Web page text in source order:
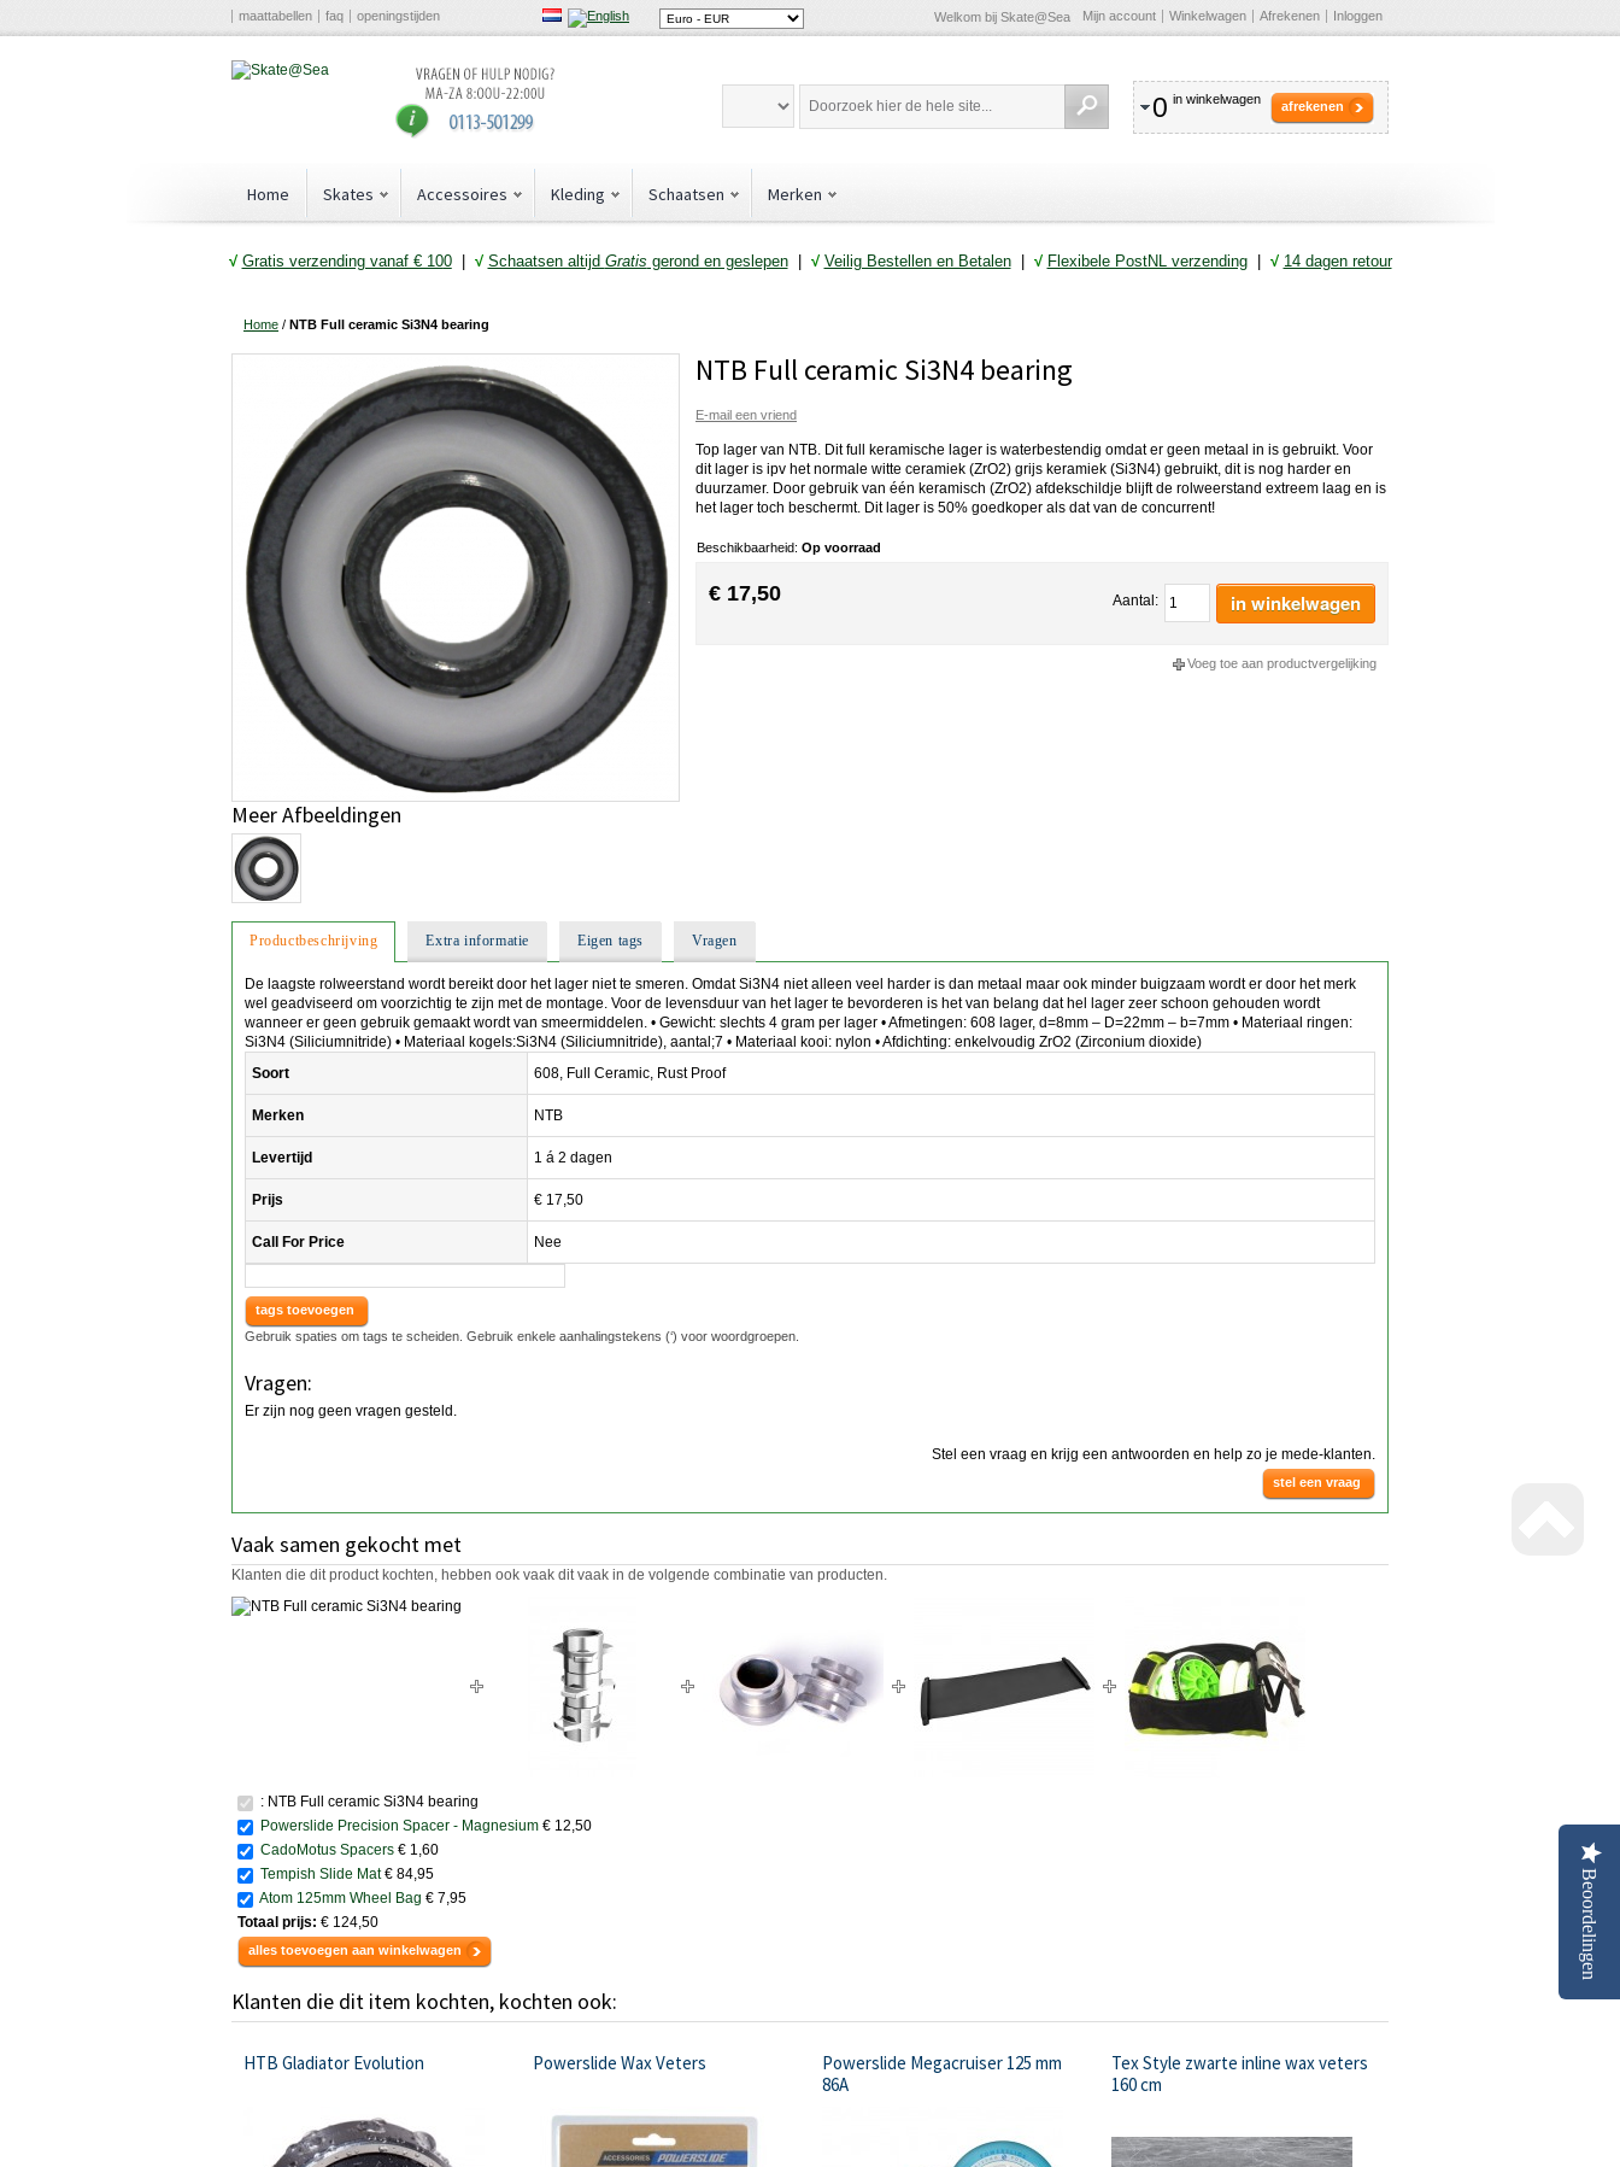
maattabellen faq openingstijden Welkom bij Skate@Sea Mijn account Winkelwagen Afrekenen Inloggen
0 in winkelwagen afrekenen
Home Skates Accessoires Kleding Schaatsen Merken
√ Gratis verzending vanaf € 100| √ Schaatsen altijd Gratis gerond en geslepen| √ Veilig Bestellen en Betalen| √ Flexibele PostNL verzending| √ 14 dagen retour
Home / NTB Full ceramic Si3N4 bearing
NTB Full ceramic Si3N4 bearing
E-mail een vriend
Top lager van NTB. Dit full keramische lager is waterbestendig omdat er geen metaal in is gebruikt. Voor
dit lager is ipv het normale witte ceramiek (ZrO2) grijs keramiek (Si3N4) gebruikt, dit is nog harder en
duurzamer. Door gebruik van één keramisch (ZrO2) afdekschildje blijft de rolweerstand extreem laag en is
het lager toch beschermt. Dit lager is 50% goedkoper als dat van de concurrent!
Beschikbaarheid: Op voorraad
€ 17,50 Aantal: in winkelwagen
Voeg toe aan productvergelijking
Meer Afbeeldingen
Productbeschrijving Extra informatie Eigen tags Vragen
De laagste rolweerstand wordt bereikt door het lager niet te smeren. Omdat Si3N4 niet alleen veel harder is dan metaal maar ook minder buigzaam wordt er door het merk
wel geadviseerd om voorzichtig te zijn met de montage. Voor de levensduur van het lager te bevorderen is het van belang dat hel lager zeer schoon gehouden wordt
wanneer er geen gebruik gemaakt wordt van smeermiddelen. • Gewicht: slechts 4 gram per lager • Afmetingen: 608 lager, d=8mm – D=22mm – b=7mm • Materiaal ringen:
Si3N4 (Siliciumnitride) • Materiaal kogels:Si3N4 (Siliciumnitride), aantal;7 • Materiaal kooi: nylon • Afdichting: enkelvoudig ZrO2 (Zirconium dioxide)
Soort
608, Full Ceramic, Rust Proof
Merken NTB
Levertijd 1 á 2 dagen
Prijs € 17,50
Call For Price Nee
tags toevoegen
Gebruik spaties om tags te scheiden. Gebruik enkele aanhalingstekens (‘) voor woordgroepen.
Vragen:
Er zijn nog geen vragen gesteld.
Stel een vraag en krijg een antwoorden en help zo je mede-klanten.
stel een vraag
Vaak samen gekocht met
Klanten die dit product kochten, hebben ook vaak dit vaak in de volgende combinatie van producten.
: NTB Full ceramic Si3N4 bearing
Powerslide Precision Spacer - Magnesium € 12,50
CadoMotus Spacers € 1,60
Tempish Slide Mat € 84,95
Atom 125mm Wheel Bag € 7,95
Totaal prijs: € 124,50
alles toevoegen aan winkelwagen
Klanten die dit item kochten, kochten ook:
HTB Gladiator Evolution Powerslide Wax Veters
Powerslide Megacruiser 125 mm
86A
Tex Style zwarte inline wax veters
160 cm
Beoordelingen